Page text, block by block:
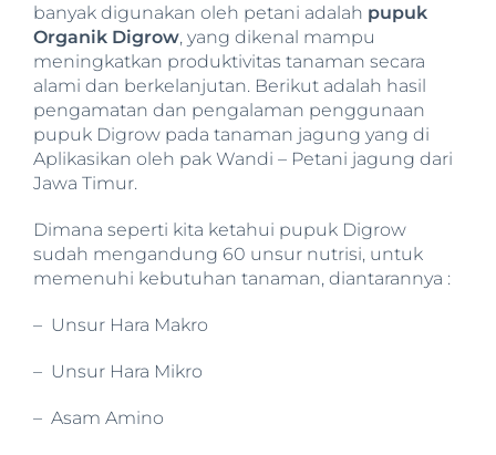
banyak digunakan oleh petani adalah pupuk
Organik Digrow, yang dikenal mampu
meningkatkan produktivitas tanaman secara
alami dan berkelanjutan. Berikut adalah hasil
pengamatan dan pengalaman penggunaan
pupuk Digrow pada tanaman jagung yang di
Aplikasikan oleh pak Wandi – Petani jagung dari
Jawa Timur.
Dimana seperti kita ketahui pupuk Digrow
sudah mengandung 60 unsur nutrisi, untuk
memenuhi kebutuhan tanaman, diantarannya :
– Unsur Hara Makro
– Unsur Hara Mikro
– Asam Amino